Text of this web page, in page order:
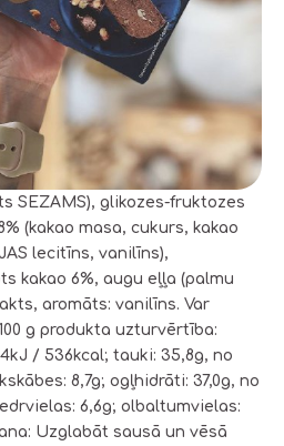
SEZAMS), glikozes-fruktozes
(kakao masa, cukurs, kakao
lecitīns, vanilīns),
kakao 6%, augu eļļa (palmu
aromāts: vanilīns. Var
g produkta uzturvērtība:
/ 536kcal; tauki: 35,8g, no
8,7g; ogļhidrāti: 37,0g, no
6,6g; olbaltumvielas:
Uzglabāt sausā un vēsā